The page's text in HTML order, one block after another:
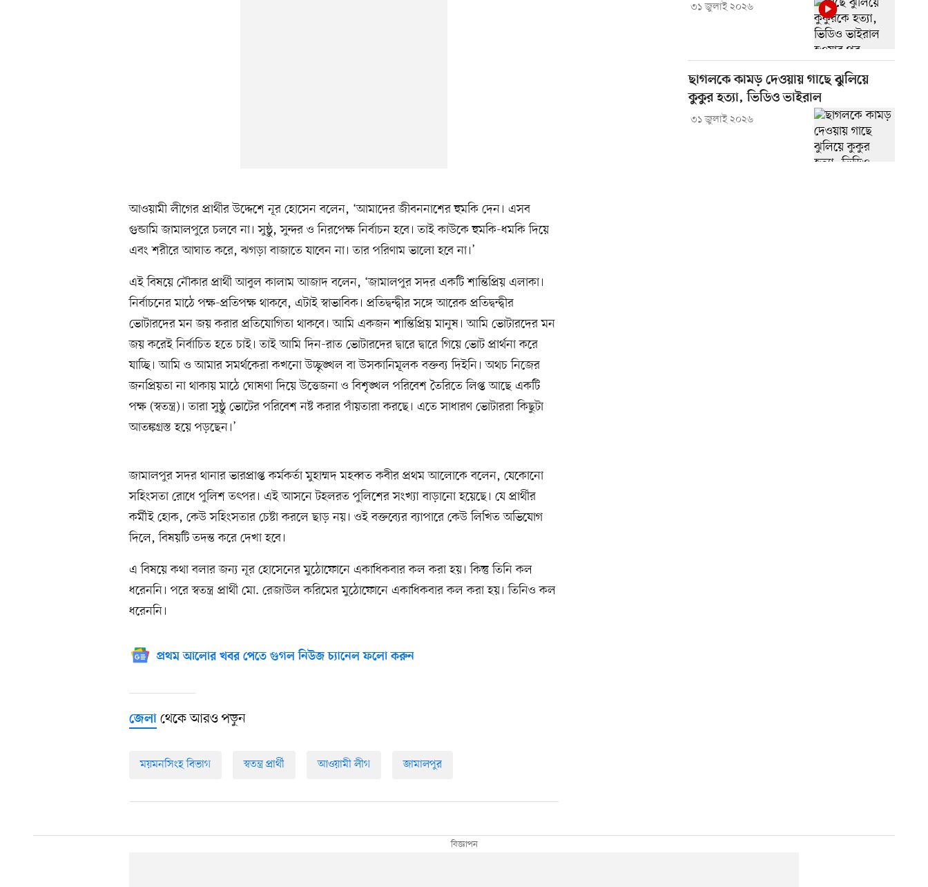
আওয়ামী লীগের প্রার্থীর উদ্দেশে নূর হোসেন বলেন, ‘আমাদের জীবননাশের হুমকি দেন। এসব
গুন্ডামি জামালপুরে চলবে না। সুষ্ঠু, সুন্দর ও নিরপেক্ষ নির্বাচন হবে। তাই কাউকে হুমকি-ধমকি দিয়ে
এবং শরীরে আঘাত করে, ঝগড়া বাজাতে যাবেন না। তার পরিণাম ভালো হবে না।’
এই বিষয়ে নৌকার প্রার্থী আবুল কালাম আজাদ বলেন, ‘জামালপুর সদর একটি শান্তিপ্রিয় এলাকা।
নির্বাচনের মাঠে পক্ষ-প্রতিপক্ষ থাকবে, এটাই স্বাভাবিক। প্রতিদ্বন্দ্বীর সঙ্গে আরেক প্রতিদ্বন্দ্বীর
ভোটারদের মন জয় করার প্রতিযোগিতা থাকবে। আমি একজন শান্তিপ্রিয় মানুষ। আমি ভোটারদের মন
জয় করেই নির্বাচিত হতে চাই। তাই আমি দিন-রাত ভোটারদের দ্বারে দ্বারে গিয়ে ভোট প্রার্থনা করে
যাচ্ছি। আমি ও আমার সমর্থকেরা কখনো উচ্ছৃঙ্খল বা উসকানিমূলক বক্তব্য দিইনি। অথচ নিজের
জনপ্রিয়তা না থাকায় মাঠে ঘোষণা দিয়ে উত্তেজনা ও বিশৃঙ্খল পরিবেশ তৈরিতে লিপ্ত আছে একটি
পক্ষ (স্বতন্ত্র)। তারা সুষ্ঠু ভোটের পরিবেশ নষ্ট করার পাঁয়তারা করছে। এতে সাধারণ ভোটাররা কিছুটা
আতঙ্কগ্রস্ত হয়ে পড়ছেন।’
জামালপুর সদর থানার ভারপ্রাপ্ত কর্মকর্তা মুহাম্মদ মহব্বত কবীর প্রথম আলোকে বলেন, যেকোনো
সহিংসতা রোধে পুলিশ তৎপর। এই আসনে টহলরত পুলিশের সংখ্যা বাড়ানো হয়েছে। যে প্রার্থীর
কর্মীই হোক, কেউ সহিংসতার চেষ্টা করলে ছাড় নয়। ওই বক্তব্যের ব্যাপারে কেউ লিখিত অভিযোগ
দিলে, বিষয়টি তদন্ত করে দেখা হবে।
এ বিষয়ে কথা বলার জন্য নূর হোসেনের মুঠোফোনে একাধিকবার কল করা হয়। কিন্তু তিনি কল
ধরেননি। পরে স্বতন্ত্র প্রার্থী মো. রেজাউল করিমের মুঠোফোনে একাধিকবার কল করা হয়। তিনিও কল
ধরেননি।
প্রথম আলোর খবর পেতে গুগল নিউজ চ্যানেল ফলো করুন
জেলা থেকে আরও পড়ুন
ময়মনসিংহ বিভাগ স্বতন্ত্র প্রার্থী আওয়ামী লীগ জামালপুর
৩১ জুলাই ২০২৬
ছাগলকে কামড় দেওয়ায় গাছে ঝুলিয়ে
কুকুর হত্যা, ভিডিও ভাইরাল
৩১ জুলাই ২০২৬